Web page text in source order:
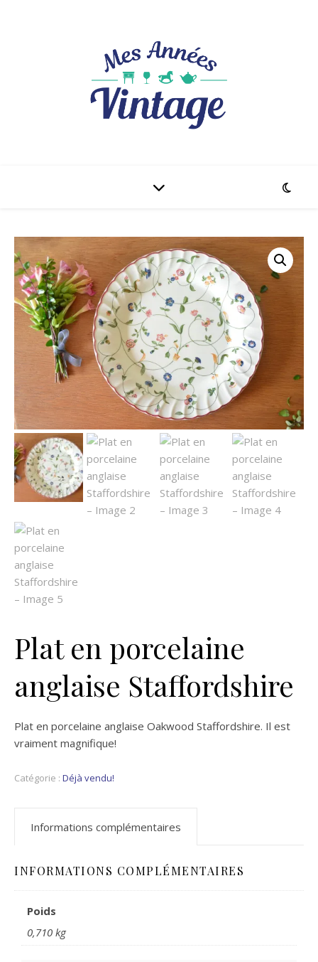
Plat en porcelaine
anglaise Staffordshire
Plat en porcelaine anglaise Oakwood Staffordshire. Il est
vraiment magnifique!
Catégorie : Déjà vendu!
Informations complémentaires
INFORMATIONS COMPLÉMENTAIRES
Poids
0,710 kg